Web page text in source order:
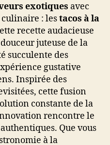
exotiques avec
: lestacos à la
recette audacieuse
juteuse de la
succulente des
gustative
Inspirée des
cette fusion
constante de la
rencontre le
Que vous
à la